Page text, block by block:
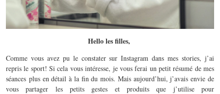
Hello les filles,
Comme vous avez pu le constater sur Instagram dans mes stories, j’ai
repris le sport! Si cela vous intéresse, je vous ferai un petit résumé de mes
séances plus en détail à la fin du mois. Mais aujourd’hui, j’avais envie de
vous partager les petits gestes et produits que j’utilise pour